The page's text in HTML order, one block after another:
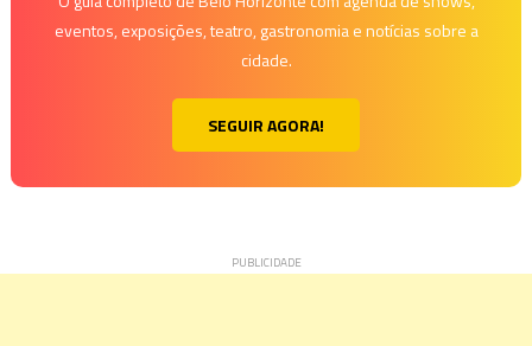
eventos, exposições, teatro, gastronomia e notícias sobre a
cidade.
SEGUIR AGORA!